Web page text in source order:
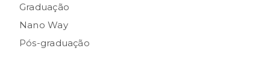
Graduação
Nano Way
Pós-graduação